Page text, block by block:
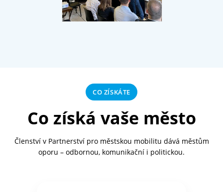
CO ZÍSKÁTE
Co získá vaše město
Členství v Partnerství pro městskou mobilitu dává městům
oporu – odbornou, komunikační i politickou.